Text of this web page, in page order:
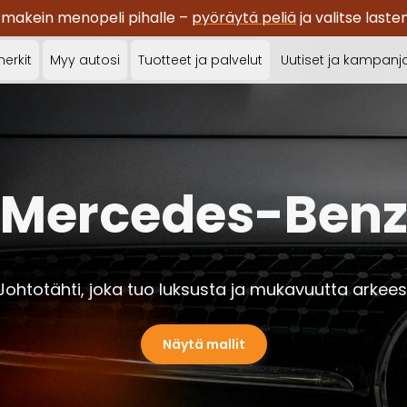
menopeli pihalle – pyöräytä peliäja valitse
Myy autosi Tuotteet ja palvelut Uutiset ja
Mercedes-Benz
joka tuo luksusta ja mukavuutta
Näytä mallit